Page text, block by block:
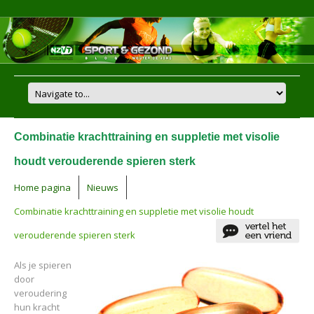
Combinatie krachttraining en suppletie met visolie
houdt verouderende spieren sterk
Home pagina
Nieuws
Combinatie krachttraining en suppletie met visolie houdt
verouderende spieren sterk
Als je spieren
door
veroudering
hun kracht